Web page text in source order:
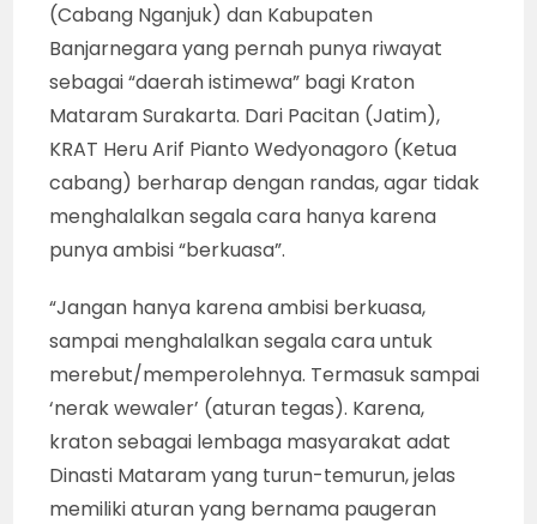
(Cabang Nganjuk) dan Kabupaten
Banjarnegara yang pernah punya riwayat
sebagai “daerah istimewa” bagi Kraton
Mataram Surakarta. Dari Pacitan (Jatim),
KRAT Heru Arif Pianto Wedyonagoro (Ketua
cabang) berharap dengan randas, agar tidak
menghalalkan segala cara hanya karena
punya ambisi “berkuasa”.
“Jangan hanya karena ambisi berkuasa,
sampai menghalalkan segala cara untuk
merebut/memperolehnya. Termasuk sampai
‘nerak wewaler’ (aturan tegas). Karena,
kraton sebagai lembaga masyarakat adat
Dinasti Mataram yang turun-temurun, jelas
memiliki aturan yang bernama paugeran